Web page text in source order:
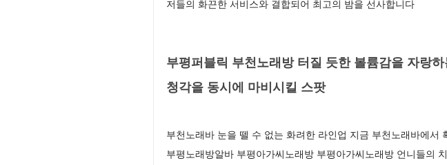
저들의 화끈한 서비스와 결합되어 최고의 밤을 선사합니다
부평퍼블릭 부천노래방 터질 듯한 볼륨감을 자랑
청각을 동시에 마비시킬 스팟
부천노래바 눈을 뗄 수 없는 화려한 라인업 지금 부천노래바에
부평노래방알바 부평아가씨노래방 부평아가씨노래방 언니들의